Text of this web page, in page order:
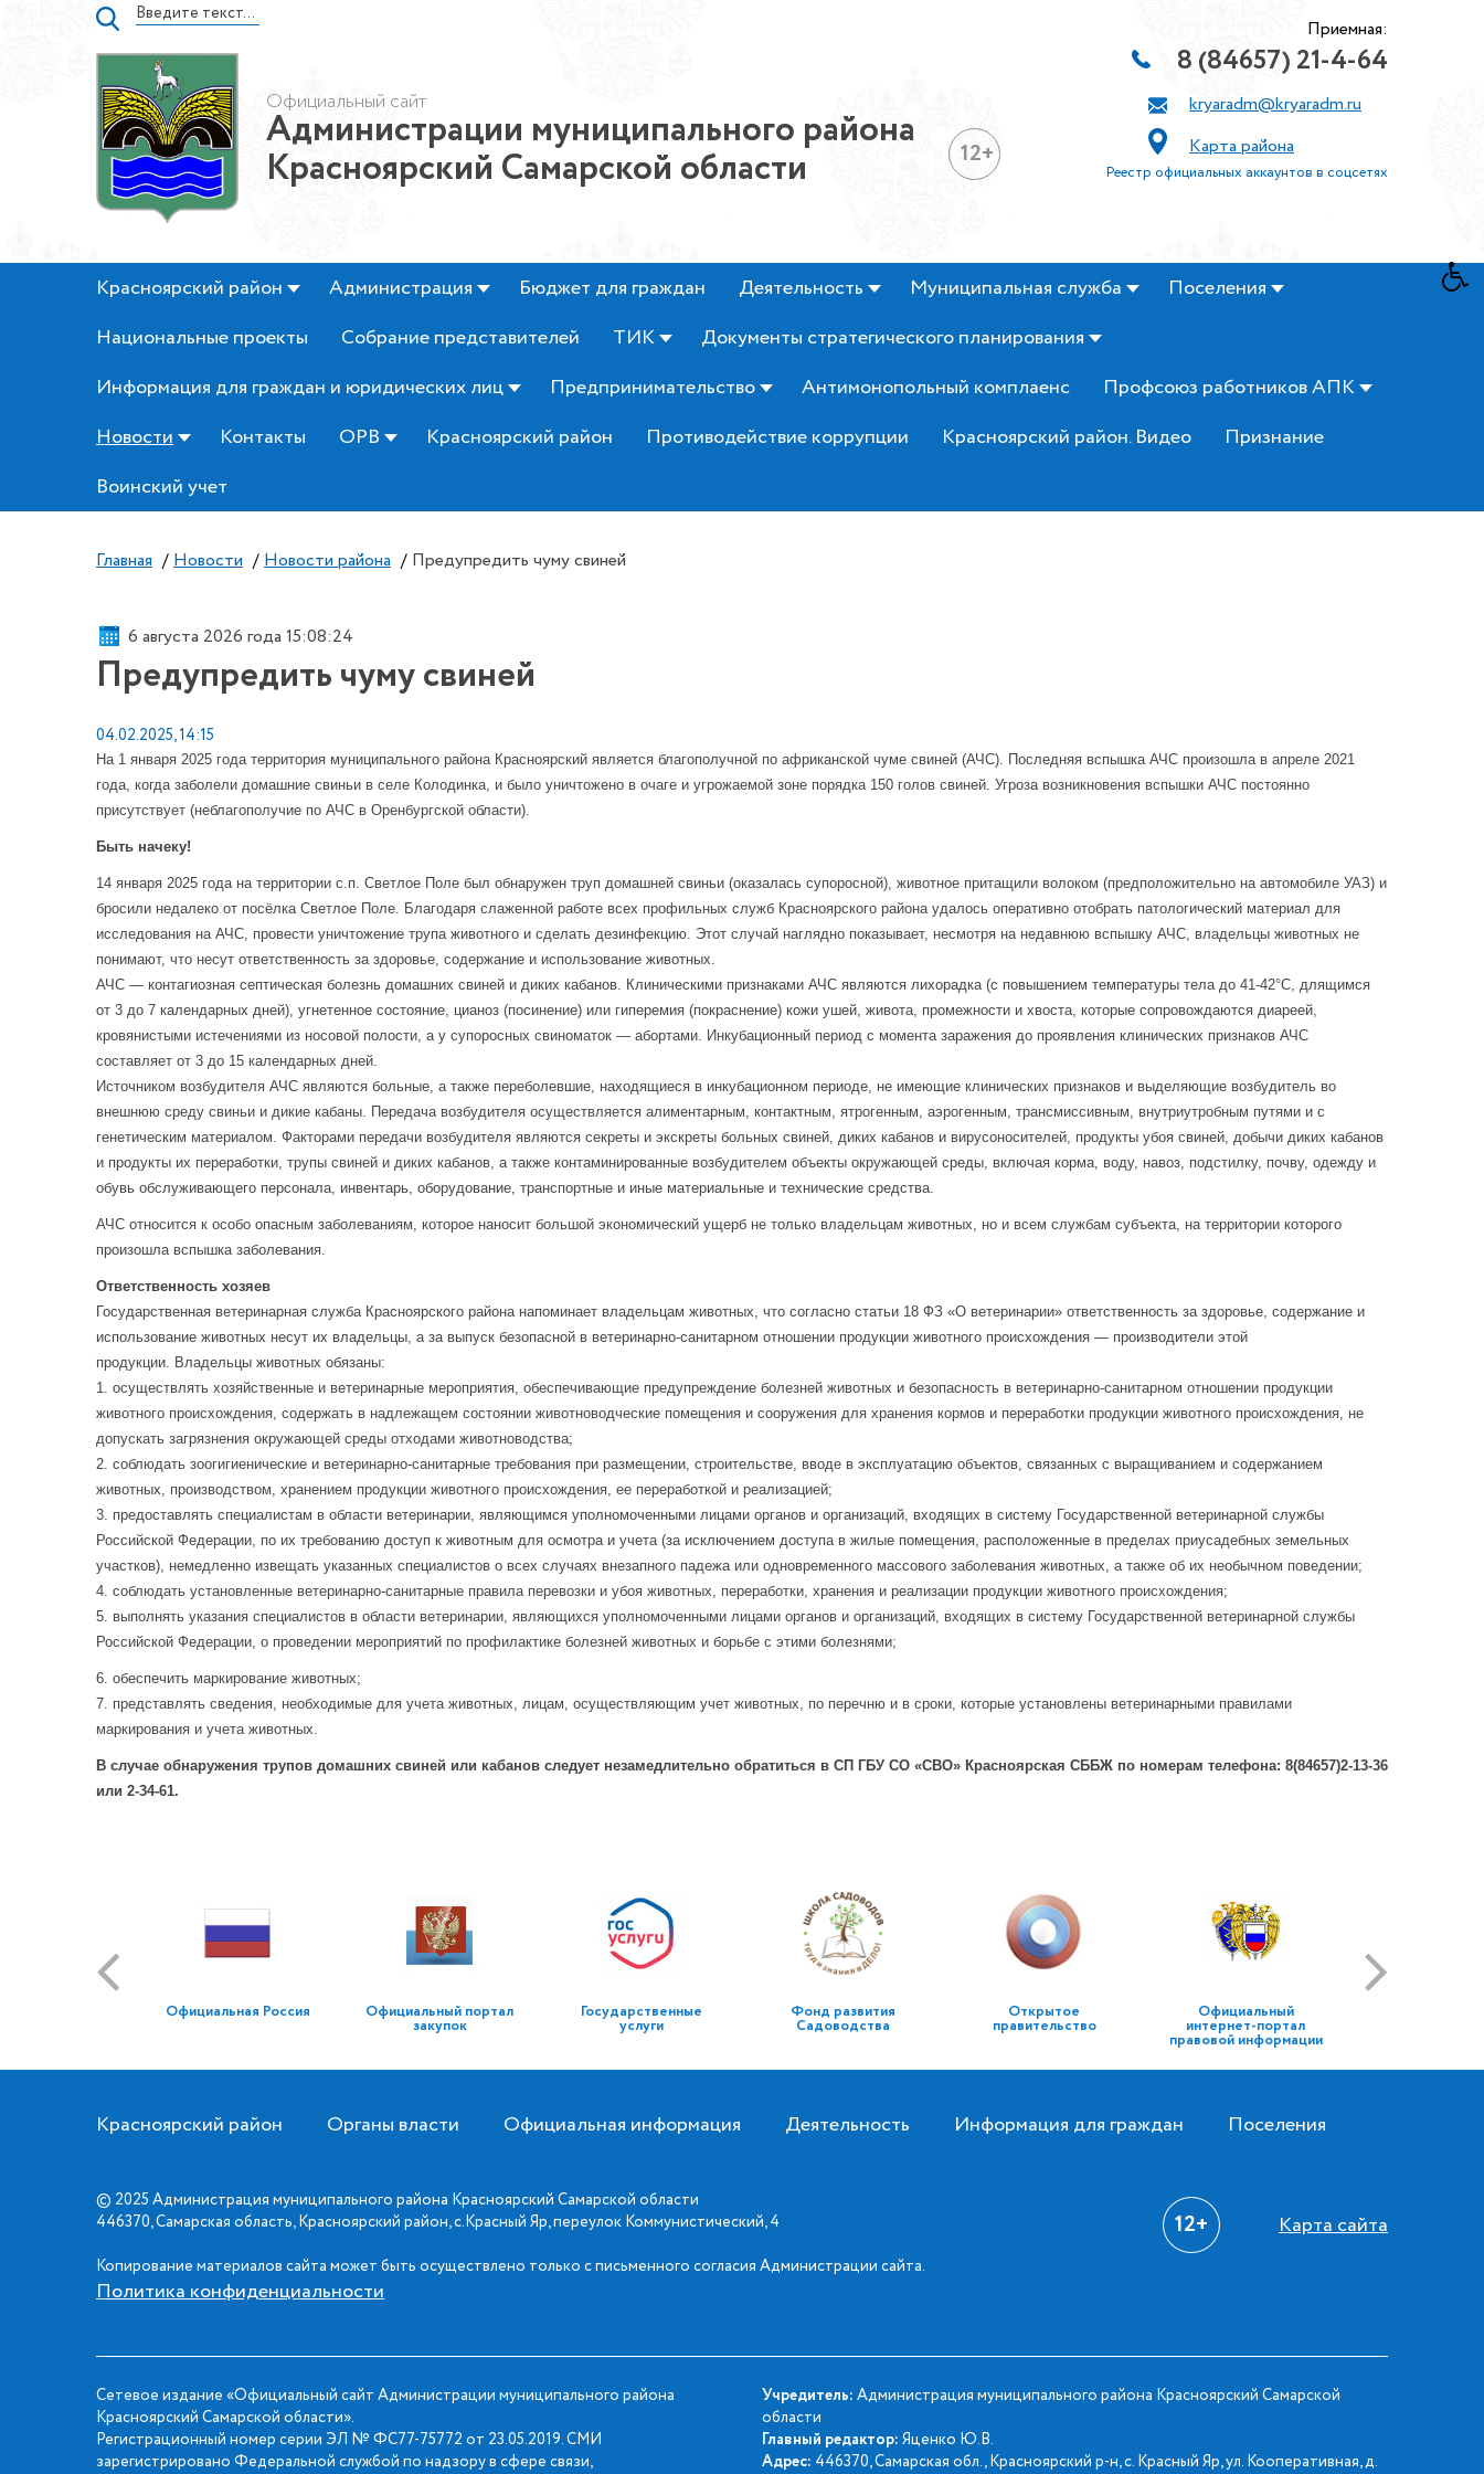
Официальный сайт
Администрации муниципального района
Красноярский Самарской области 12+
Приемная:
8 (84657) 21-4-64
kryaradm@kryaradm.ru
Карта района
Реестр официальных аккаунтов в соцсетях
Красноярский район Администрация Бюджет для граждан Деятельность Муниципальная служба
Поселения
Национальные проекты
Собрание представителей ТИК
Документы стратегического планирования
Информация для граждан и юридических лиц
Предпринимательство Антимонопольный комплаенс
Профсоюз работников АПК
Новости
Контакты ОРВ Красноярский район Противодействие коррупции Красноярский район. Видео
Признание
Воинский учет
Главная / Новости / Новости района / Предупредить чуму свиней
6 августа 2026 года 15:08:25
Предупредить чуму свиней
04.02.2025, 14:15
На 1 января 2025 года территория муниципального района Красноярский является благополучной по африканской чуме свиней (АЧС). Последняя вспышка АЧС произошла в апреле 2021
года, когда заболели домашние свиньи в селе Колодинка, и было уничтожено в очаге и угрожаемой зоне порядка 150 голов свиней. Угроза возникновения вспышки АЧС постоянно
присутствует (неблагополучие по АЧС в Оренбургской области).
Быть начеку!
14 января 2025 года на территории с.п. Светлое Поле был обнаружен труп домашней свиньи (оказалась супоросной), животное притащили волоком (предположительно на автомобиле УАЗ) и
бросили недалеко от посёлка Светлое Поле. Благодаря слаженной работе всех профильных служб Красноярского района удалось оперативно отобрать патологический материал для
исследования на АЧС, провести уничтожение трупа животного и сделать дезинфекцию. Этот случай наглядно показывает, несмотря на недавнюю вспышку АЧС, владельцы животных не
понимают, что несут ответственность за здоровье, содержание и использование животных.
АЧС — контагиозная септическая болезнь домашних свиней и диких кабанов. Клиническими признаками АЧС являются лихорадка (с повышением температуры тела до 41-42°С, длящимся
от 3 до 7 календарных дней), угнетенное состояние, цианоз (посинение) или гиперемия (покраснение) кожи ушей, живота, промежности и хвоста, которые сопровождаются диареей,
кровянистыми истечениями из носовой полости, а у супоросных свиноматок — абортами. Инкубационный период с момента заражения до проявления клинических признаков АЧС
составляет от 3 до 15 календарных дней.
Источником возбудителя АЧС являются больные, а также переболевшие, находящиеся в инкубационном периоде, не имеющие клинических признаков и выделяющие возбудитель во
внешнюю среду свиньи и дикие кабаны. Передача возбудителя осуществляется алиментарным, контактным, ятрогенным, аэрогенным, трансмиссивным, внутриутробным путями и с
генетическим материалом. Факторами передачи возбудителя являются секреты и экскреты больных свиней, диких кабанов и вирусоносителей, продукты убоя свиней, добычи диких кабанов
и продукты их переработки, трупы свиней и диких кабанов, а также контаминированные возбудителем объекты окружающей среды, включая корма, воду, навоз, подстилку, почву, одежду и
обувь обслуживающего персонала, инвентарь, оборудование, транспортные и иные материальные и технические средства.
АЧС относится к особо опасным заболеваниям, которое наносит большой экономический ущерб не только владельцам животных, но и всем службам субъекта, на территории которого
произошла вспышка заболевания.
Ответственность хозяев
Государственная ветеринарная служба Красноярского района напоминает владельцам животных, что согласно статьи 18 ФЗ «О ветеринарии» ответственность за здоровье, содержание и
использование животных несут их владельцы, а за выпуск безопасной в ветеринарно-санитарном отношении продукции животного происхождения — производители этой
продукции. Владельцы животных обязаны:
1. осуществлять хозяйственные и ветеринарные мероприятия, обеспечивающие предупреждение болезней животных и безопасность в ветеринарно-санитарном отношении продукции
животного происхождения, содержать в надлежащем состоянии животноводческие помещения и сооружения для хранения кормов и переработки продукции животного происхождения, не
допускать загрязнения окружающей среды отходами животноводства;
2. соблюдать зоогигиенические и ветеринарно-санитарные требования при размещении, строительстве, вводе в эксплуатацию объектов, связанных с выращиванием и содержанием
животных, производством, хранением продукции животного происхождения, ее переработкой и реализацией;
3. предоставлять специалистам в области ветеринарии, являющимся уполномоченными лицами органов и организаций, входящих в систему Государственной ветеринарной службы
Российской Федерации, по их требованию доступ к животным для осмотра и учета (за исключением доступа в жилые помещения, расположенные в пределах приусадебных земельных
участков), немедленно извещать указанных специалистов о всех случаях внезапного падежа или одновременного массового заболевания животных, а также об их необычном поведении;
4. соблюдать установленные ветеринарно-санитарные правила перевозки и убоя животных, переработки, хранения и реализации продукции животного происхождения;
5. выполнять указания специалистов в области ветеринарии, являющихся уполномоченными лицами органов и организаций, входящих в систему Государственной ветеринарной службы
Российской Федерации, о проведении мероприятий по профилактике болезней животных и борьбе с этими болезнями;
6. обеспечить маркирование животных;
7. представлять сведения, необходимые для учета животных, лицам, осуществляющим учет животных, по перечню и в сроки, которые установлены ветеринарными правилами
маркирования и учета животных.
В случае обнаружения трупов домашних свиней или кабанов следует незамедлительно обратиться в СП ГБУ СО «СВО» Красноярская СББЖ по номерам телефона: 8(84657)2-13-36
или 2-34-61.
Официальная Россия Официальный портал
закупок
Государственные
услуги
Фонд развития
Садоводства
Открытое
правительство
Официальный
интернет-портал
правовой информации
Красноярский район Органы власти Официальная информация Деятельность Информация для граждан Поселения
© 2025 Администрация муниципального района Красноярский Самарской области
446370, Самарская область, Красноярский район, с.Красный Яр, переулок Коммунистический, 4
Копирование материалов сайта может быть осуществлено только с письменного согласия Администрации сайта.
Политика конфиденциальности
12+ Карта сайта
Сетевое издание «Официальный сайт Администрации муниципального района
Красноярский Самарской области».
Регистрационный номер серии ЭЛ № ФС77-75772 от 23.05.2019. СМИ
зарегистрировано Федеральной службой по надзору в сфере связи,
Учредитель: Администрация муниципального района Красноярский Самарской
области
Главный редактор: Яценко Ю.В.
Адрес: 446370, Самарская обл., Красноярский р-н, с. Красный Яр, ул. Кооперативная, д.